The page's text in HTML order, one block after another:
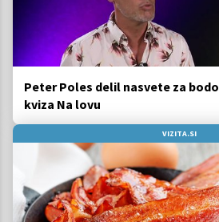
Peter Poles delil nasvete za
kviza Na lovu
VIZITA.SI